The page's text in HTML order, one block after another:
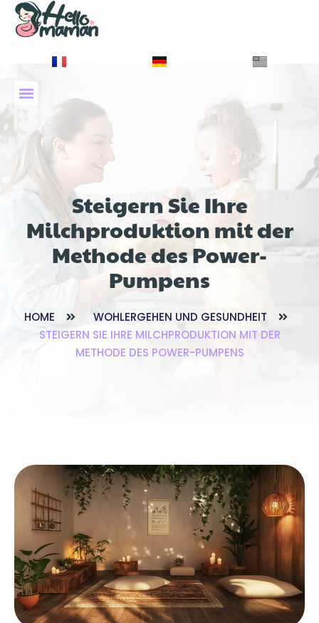
Steigern Sie Ihre
Milchproduktion mit der
Methode des Power-
Pumpens
HOME
WOHLERGEHEN UND GESUNDHEIT
STEIGERN SIE IHRE MILCHPRODUKTION MIT DER
METHODE DES POWER-PUMPENS